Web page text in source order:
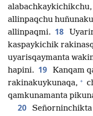
allinpaqchu
allinpaqmi. 18
kaspaykichik
uyarisqaymanta
hapini. 19
Kanqam
rakinakuykunaqa, +
qamkunamanta
20